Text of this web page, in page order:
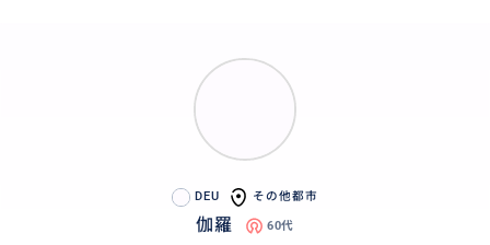
DEU その他都市
伽羅 60代